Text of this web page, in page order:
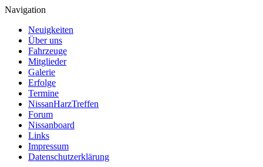
Navigation
Neuigkeiten
Über uns
Fahrzeuge
Mitglieder
Galerie
Erfolge
Termine
NissanHarzTreffen
Forum
Nissanboard
Links
Impressum
Datenschutzerklärung